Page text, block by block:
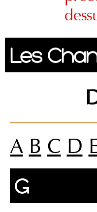
Les
A B C D
G